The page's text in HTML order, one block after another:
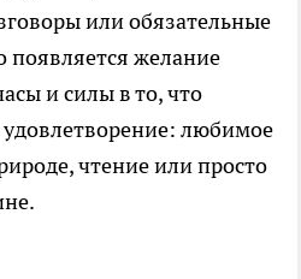
или обязательные
появляется желание
и силы в то, что
любимое
чтение или просто